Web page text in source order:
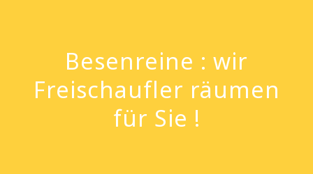
Besenreine : wir
Freischaufler räumen
für Sie !